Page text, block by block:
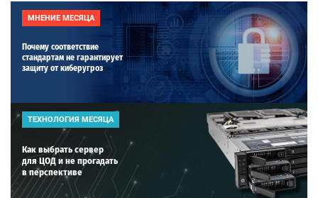
МНЕНИЕ МЕСЯЦА
Почему соответствие
стандартам не гарантирует
защиту от киберугроз
ТЕХНОЛОГИЯ МЕСЯЦА
Как выбрать сервер
для ЦОД и не прогадать
в перспективе